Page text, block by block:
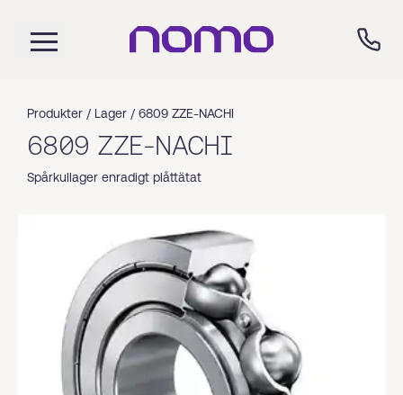
Produkter / Lager / 6809 ZZE-NACHI
6809 ZZE-NACHI
Spårkullager enradigt plåttätat